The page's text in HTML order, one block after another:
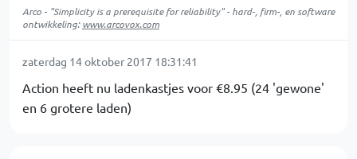
Arco - "Simplicity is a prerequisite for reliability" - hard-, firm-, en software
ontwikkeling:www.arcovox.com
zaterdag 14 oktober 2017 18:31:41
Action heeft nu ladenkastjes voor €8.95 (24 'gewone'
en 6 grotere laden)